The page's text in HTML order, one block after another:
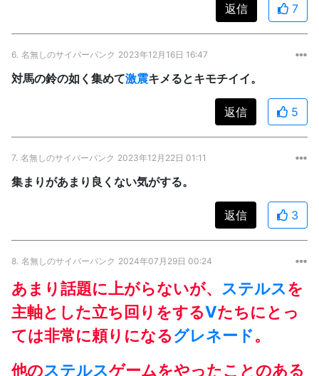
返信 7
6. 名無しのサイバーパンク 2023年12月16日 16:47
対馬の鈴の如く集めて激震キメるとキモチイイ。
返信 5
7. 名無しのサイバーパンク 2023年12月22日 01:11
集まりがあまり良くない気がする。
返信 3
8. 名無しのサイバーパンク 2024年07月29日 00:24
あまり話題に上がらないが、 ステルスを
主軸とした立ち回りをするVたちにとっ
ては非常に頼りになるグレネード。
他のステルスゲームをやったことのある